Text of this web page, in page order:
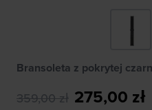
Bransoleta z pokrytej
359,00 zł 275,00 zł